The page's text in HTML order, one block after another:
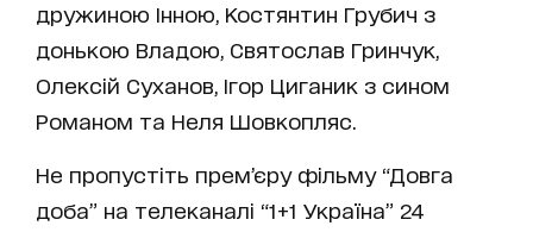
дружиною Інною, Костянтин Грубич з
донькою Владою, Святослав Гринчук,
Олексій Суханов, Ігор Циганик з сином
Романом та Неля Шовкопляс.
Не пропустіть прем’єру фільму “Довга
доба” на телеканалі “1+1 Україна” 24